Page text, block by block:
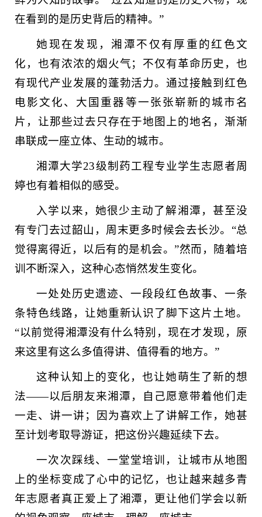
在看到的是历史背后的精神。”
她现在发现，湘潭不仅有厚重的红色文
化，也有浓浓的烟火气；不仅有革命历史，也
有现代产业发展的蓬勃活力。通过接触到红色
电影文化、大国重器等一张张崭新的城市名
片，让那些过去只存在于地图上的地名，渐渐
串联成一座立体、生动的城市。
湘潭大学23级制药工程专业学生志愿者周
婷也有着相似的感受。
入学以来，她很少主动了解湘潭，甚至没
有专门去过韶山，周末更多时候会去长沙。“总
觉得离得近，以后有的是机会。”然而，随着培
训不断深入，这种心态悄然发生变化。
一处处历史遗迹、一段段红色故事、一条
条特色线路，让她重新认识了脚下这片土地。
“以前觉得湘潭没有什么特别，现在才发现，原
来这里有这么多值得讲、值得看的地方。”
这种认知上的变化，也让她萌生了新的想
法——以后朋友来湘潭，自己愿意带着他们走
一走、讲一讲；因为喜欢上了讲解工作，她甚
至计划考取导游证，把这份兴趣延续下去。
一次次踩线、一堂堂培训，让城市从地图
上的坐标变成了心中的记忆，也让越来越多青
年志愿者真正爱上了湘潭，更让他们学会以新